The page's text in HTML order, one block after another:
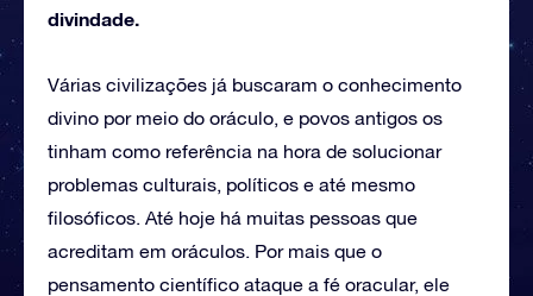
divindade.
Várias civilizações já buscaram o conhecimento
divino por meio do oráculo, e povos antigos os
tinham como referência na hora de solucionar
problemas culturais, políticos e até mesmo
filosóficos. Até hoje há muitas pessoas que
acreditam em oráculos. Por mais que o
pensamento científico ataque a fé oracular, ele